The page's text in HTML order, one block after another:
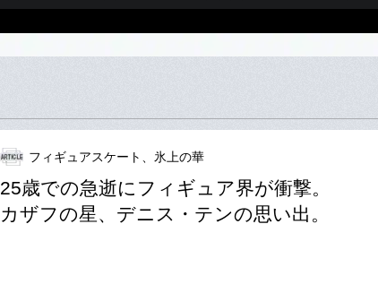
フィギュアスケート、氷上の華
25歳での急逝にフィギュア界が衝撃。
カザフの星、デニス・テンの思い出。